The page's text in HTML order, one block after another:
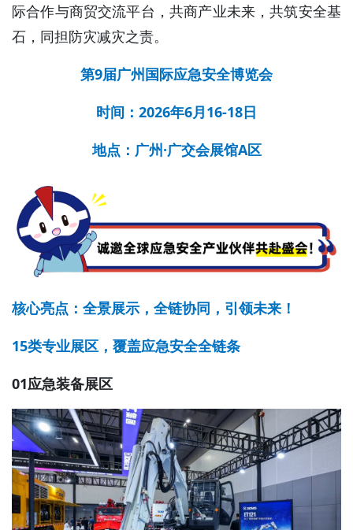
际合作与商贸交流平台，共商产业未来，共筑安全基
石，同担防灾减灾之责。
第9届广州国际应急安全博览会
时间：2026年6月16-18日
地点：广州·广交会展馆A区
核心亮点：全景展示，全链协同，引领未来！
15类专业展区，覆盖应急安全全链条
01应急装备展区